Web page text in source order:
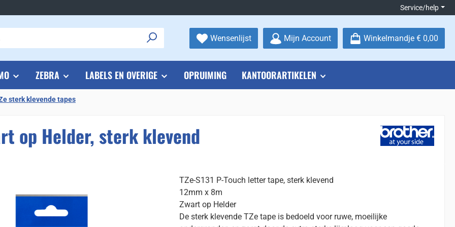
Service/help
WensenlijstJe hebt 0 items op je verlanglijstje
Mijn Account Winkelmandje € 0,00
ZEBRA LABELS EN OVERIGE OPRUIMING KANTOORARTIKELEN
sterk klevende tapes
op Helder, sterk klevend
TZe-S131 P-Touch letter tape, sterk klevend
12mm x 8m
Zwart op Helder
De sterk klevende TZe tape is bedoeld voor ruwe, moeilijke